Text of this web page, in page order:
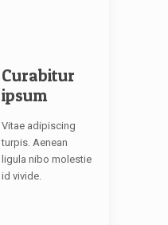
Curabitur
ipsum
Vitae adipiscing
turpis. Aenean
ligula nibo molestie
id vivide.